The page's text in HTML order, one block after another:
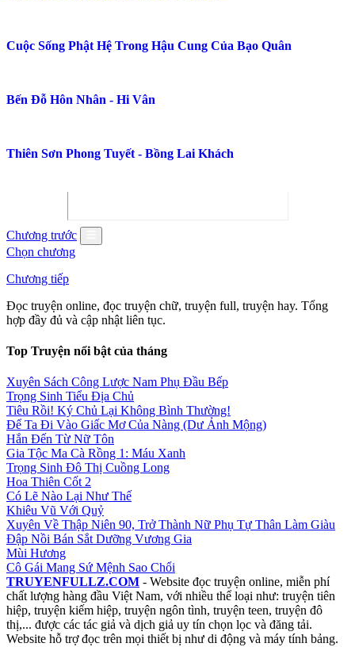
Cuộc Sống Phật Hệ Trong Hậu Cung Của Bạo Quân
Bến Đỗ Hôn Nhân - Hi Vân
Thiên Sơn Phong Tuyết - Bồng Lai Khách
Chương trước
Chọn chương
Chương tiếp
Đọc truyện online, đọc truyện chữ, truyện full, truyện hay. Tổng
hợp đầy đủ và cập nhật liên tục.
Top Truyện nổi bật của tháng
Xuyên Sách Công Lược Nam Phụ Đầu Bếp
Trọng Sinh Tiểu Địa Chủ
Tiêu Rồi! Ký Chủ Lại Không Bình Thường!
Để Ta Đi Vào Giấc Mơ Của Nàng (Dư Ảnh Mộng)
Hắn Đến Từ Nữ Tôn
Gia Tộc Ma Cà Rồng 1: Máu Xanh
Trọng Sinh Đô Thị Cuồng Long
Hoa Thiên Cốt 2
Có Lẽ Nào Lại Như Thế
Khiêu Vũ Với Quỷ
Xuyên Về Thập Niên 90, Trở Thành Nữ Phụ Tự Thân Làm Giàu
Đập Nồi Bán Sắt Dưỡng Vương Gia
Mùi Hương
Cô Gái Mang Sứ Mệnh Sao Chổi
TRUYENFULLZ.COM - Website đọc truyện online, miễn phí
chất lượng hàng đầu Việt Nam, với nhiều thể loại như: truyện tiên
hiệp, truyện kiếm hiệp, truyện ngôn tình, truyện teen, truyện đô
thị,... được các tác giả và dịch giả uy tín chọn lọc và đăng tải.
Website hỗ trợ đọc trên mọi thiết bị như di động và máy tính bảng.